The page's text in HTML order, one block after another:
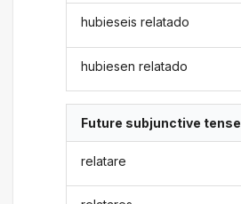
hubieseis relatado
hubiesen relatado
Future subjunctive tense
relatare